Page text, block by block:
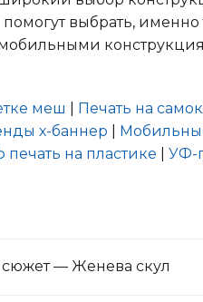
выбрать,
меш Печать на
х-баннер
печать на пластике УФ-
сюжет — Женева скул